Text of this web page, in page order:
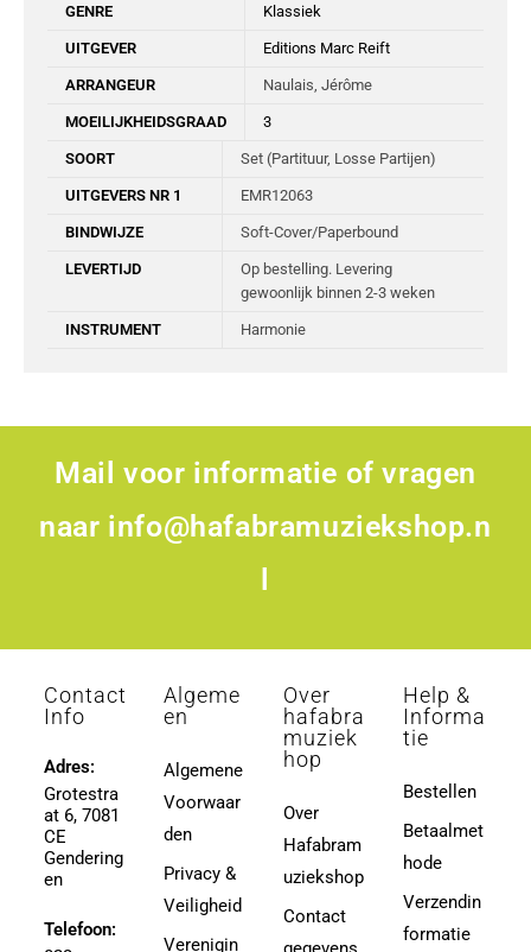
GENRE Klassiek
UITGEVER Editions Marc Reift
ARRANGEUR Naulais, Jérôme
MOEILIJKHEIDSGRAAD 3
SOORT Set (Partituur, Losse Partijen)
UITGEVERS NR 1 EMR12063
BINDWIJZE Soft-Cover/Paperbound
LEVERTIJD
Op bestelling. Levering
gewoonlijk binnen 2-3 weken
INSTRUMENT Harmonie
Mail voor informatie of vragen
naar info@hafabramuziekshop.n
Contact
Info
Adres:
Grotestra
at 6, 7081
CE
Gendering
en
Telefoon:
Algeme
en
Algemene
Voorwaar
den
Privacy &
Veiligheid
Verenigin
Over
hafabra
muziek
hop
Over
Hafabram
uziekshop
Contact
Help &
Informa
tie
Bestellen
Betaalmet
hode
Verzendin
formatie